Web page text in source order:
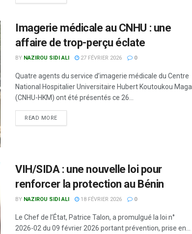
Imagerie médicale au CNHU : une
affaire de trop-perçu éclate
BY NAZIROU SIDI ALI 27 FÉVRIER 2026 0
Quatre agents du service d’imagerie médicale du Centre
National Hospitalier Universitaire Hubert Koutoukou Maga
(CNHU-HKM) ont été présentés ce 26...
READ MORE
VIH/SIDA : une nouvelle loi pour
renforcer la protection au Bénin
BY NAZIROU SIDI ALI 18 FÉVRIER 2026 0
Le Chef de l’État, Patrice Talon, a promulgué la loi n°
2026-02 du 09 février 2026 portant prévention, prise en...